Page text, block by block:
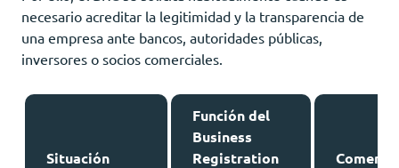
necesario acreditar la legitimidad y la transparencia de
una empresa ante bancos, autoridades públicas,
inversores o socios comerciales.
Situación
Función del
Business
Registration